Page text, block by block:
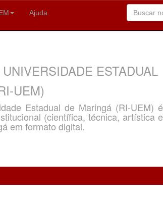
Ajuda
ESTADUAL
UEM)
Estadual de Maringá (RI-UEM) é
(científica, técnica, artística e
em formato digital.